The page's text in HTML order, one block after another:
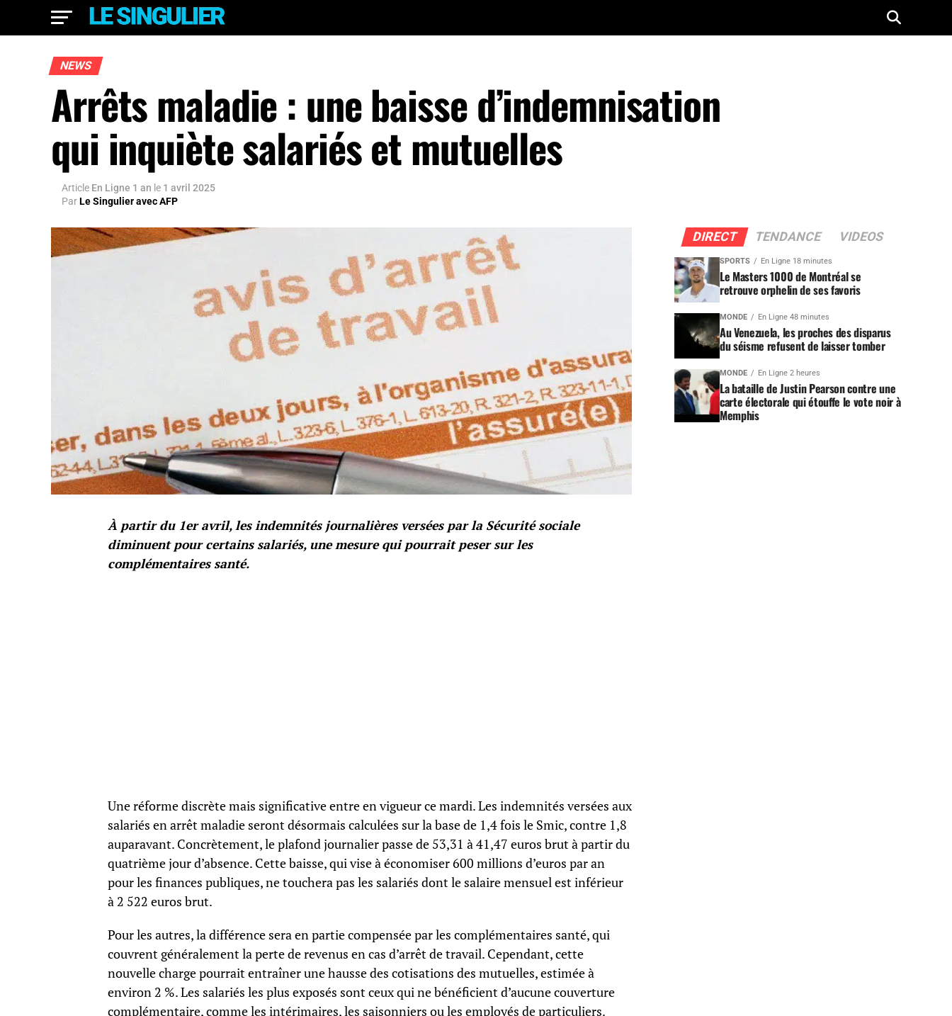
NEWS
Arrêts maladie : une baisse d’indemnisation
qui inquiète salariés et mutuelles
Article En Ligne 1 an le 1 avril 2025
ParLe Singulier avec AFP
À partir du 1er avril, les indemnités journalières versées par la Sécurité sociale
diminuent pour certains salariés, une mesure qui pourrait peser sur les
complémentaires santé.
Une réforme discrète mais significative entre en vigueur ce mardi. Les indemnités versées aux
salariés en arrêt maladie seront désormais calculées sur la base de 1,4 fois le Smic, contre 1,8
auparavant. Concrètement, le plafond journalier passe de 53,31 à 41,47 euros brut à partir du
quatrième jour d’absence. Cette baisse, qui vise à économiser 600 millions d’euros par an
pour les finances publiques, ne touchera pas les salariés dont le salaire mensuel est inférieur
à 2 522 euros brut.
Pour les autres, la différence sera en partie compensée par les complémentaires santé, qui
couvrent généralement la perte de revenus en cas d’arrêt de travail. Cependant, cette
nouvelle charge pourrait entraîner une hausse des cotisations des mutuelles, estimée à
environ 2 %. Les salariés les plus exposés sont ceux qui ne bénéficient d’aucune couverture
complémentaire, comme les intérimaires, les saisonniers ou les employés de particuliers.
DIRECT TENDANCE VIDEOS
SPORTS En Ligne 18 minutes
Le Masters 1000 de Montréal se
retrouve orphelin de ses favoris
MONDE En Ligne 48 minutes
Au Venezuela, les proches des disparus
du séisme refusent de laisser tomber
MONDE En Ligne 2 heures
La bataille de Justin Pearson contre une
carte électorale qui étouffe le vote noir à
Memphis